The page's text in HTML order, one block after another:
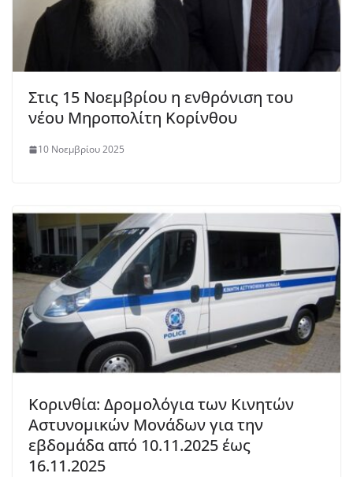
Στις 15 Νοεμβρίου η ενθρόνιση του
νέου Μηροπολίτη Κορίνθου
10 Νοεμβρίου 2025
Κορινθία: Δρομολόγια των Κινητών
Αστυνομικών Μονάδων για την
εβδομάδα από 10.11.2025 έως
16.11.2025